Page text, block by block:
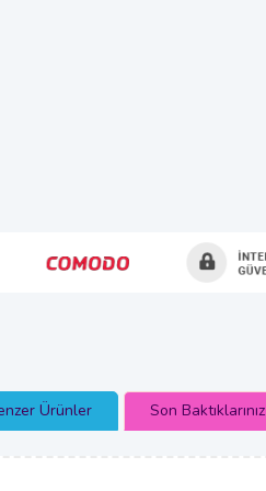
Ürünler Son Baktıklarınız